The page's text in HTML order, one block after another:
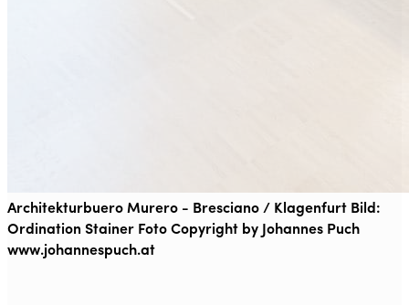
Architekturbuero Murero - Bresciano / Klagenfurt Bild:
Ordination Stainer Foto Copyright by Johannes Puch
www.johannespuch.at